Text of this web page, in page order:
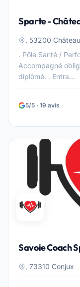
Sparte -
, 53200
. Pôle Santé /
Accompagné
diplômé. . Entra...
5/5 · 19 avis
Savoie Coach
, 73310 Conjux